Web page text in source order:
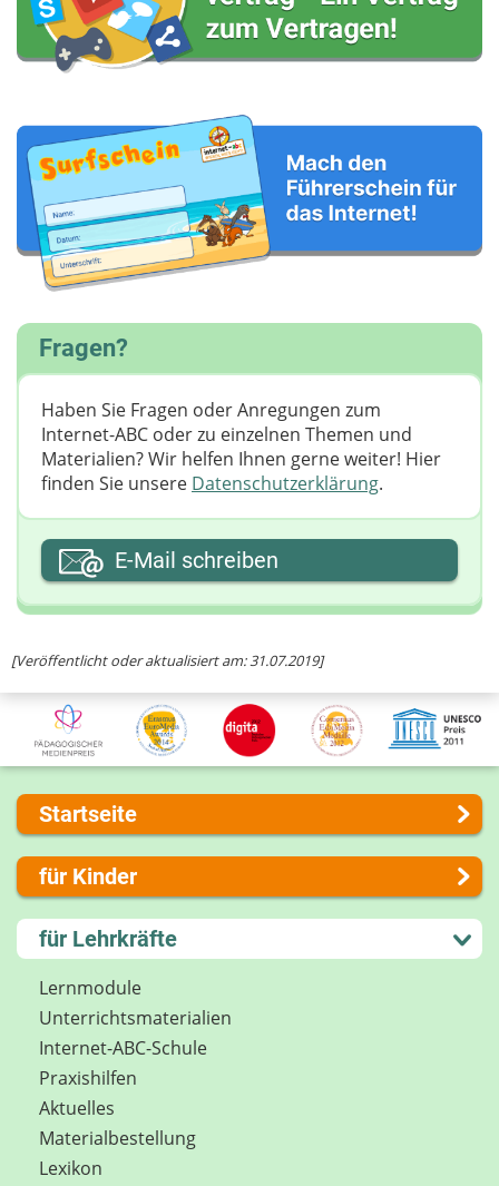
[Veröffentlicht oder aktualisiert am: 31.07.2019]
Fragen?
Haben Sie Fragen oder Anregungen zum
Internet-ABC oder zu einzelnen Themen und
Materialien? Wir helfen Ihnen gerne weiter! ​Hier
finden Sie unsere Datenschutzerklärung.
Ihre E-Mail-Adresse
E-Mail schreiben
Startseite
Über uns
Presse
Kontakt
Impressum
Internet-ABC Sitemap
Barrierefreiheit
Länderprojekte
für Kinder
Lernen und Schule
Hobby und Freizeit
Spiel und Spaß
Mitreden und Mitmachen
Lexikon
Datenschutz
Newsletter
für Lehrkräfte
Lernmodule
Unterrichts­materialien
Internet-ABC-Schule
Praxishilfen
Aktuelles
Materialbestellung
Lexikon